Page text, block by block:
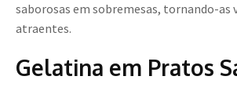
saborosas em sobremesas, tornando-as
atraentes.
Gelatina em Pratos